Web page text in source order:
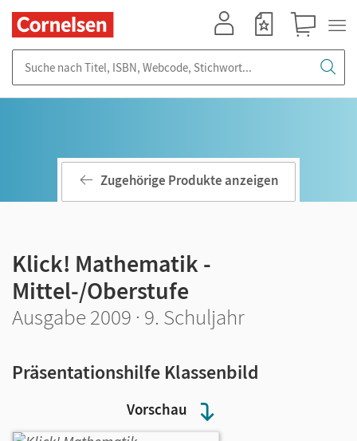
Vorschau
Zugehörige Produkte anzeigen
Klick! Mathematik -
Mittel-/Oberstufe
Ausgabe 2009 · 9. Schuljahr
Präsentationshilfe Klassenbild